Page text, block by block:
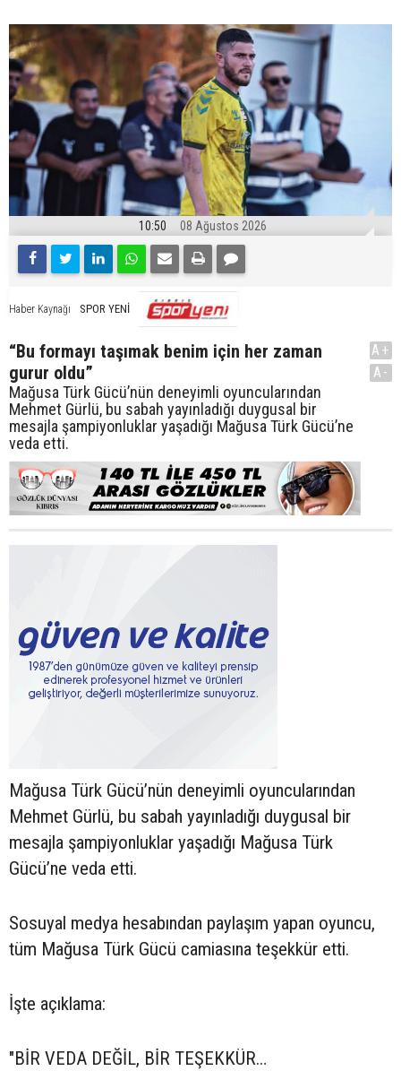
10:50 08 Ağustos 2026
Haber Kaynağı SPOR YENİ
“Bu formayı taşımak benim için her zaman
gurur oldu”
Mağusa Türk Gücü’nün deneyimli oyuncularından
Mehmet Gürlü, bu sabah yayınladığı duygusal bir
mesajla şampiyonluklar yaşadığı Mağusa Türk Gücü’ne
veda etti.
A+
A-
Mağusa Türk Gücü’nün deneyimli oyuncularından
Mehmet Gürlü, bu sabah yayınladığı duygusal bir
mesajla şampiyonluklar yaşadığı Mağusa Türk
Gücü’ne veda etti.
Sosuyal medya hesabından paylaşım yapan oyuncu,
tüm Mağusa Türk Gücü camiasına teşekkür etti.
İşte açıklama:
"BİR VEDA DEĞİL, BİR TEŞEKKÜR…